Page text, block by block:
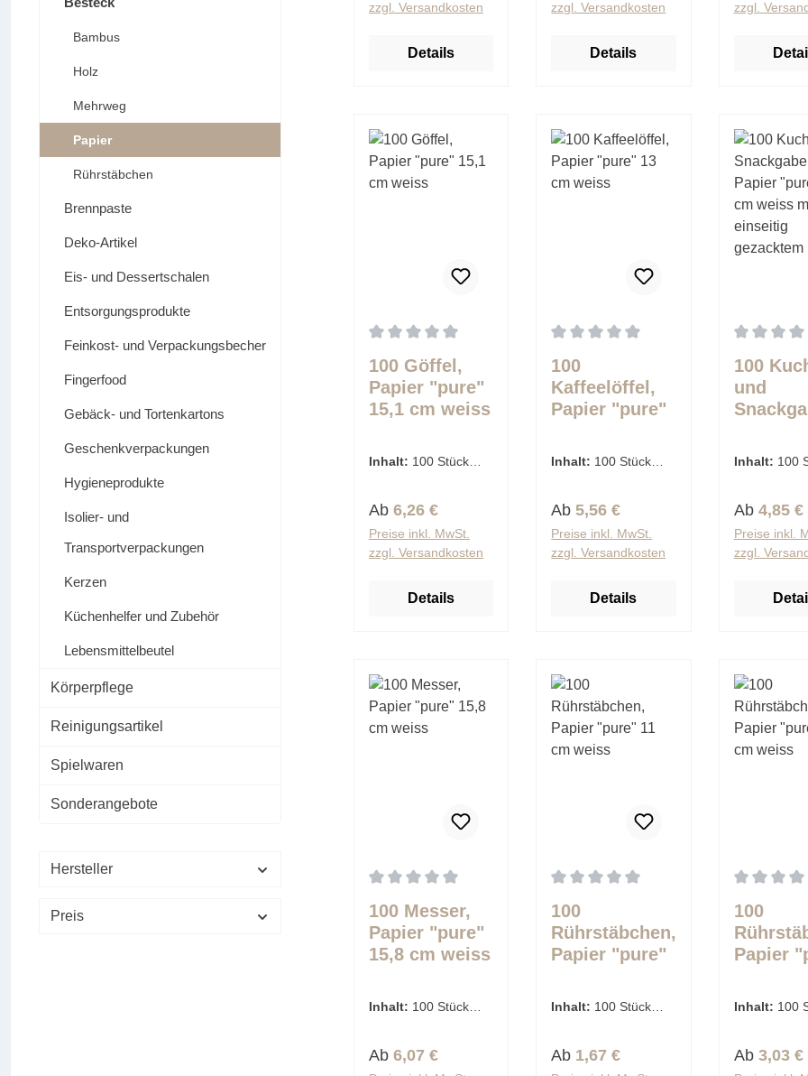
Bambus
Holz
Mehrweg
Papier
Rührstäbchen
Brennpaste
Deko-Artikel
Eis- und Dessertschalen
Entsorgungsprodukte
Feinkost- und Verpackungsbecher
Fingerfood
Gebäck- und Tortenkartons
Geschenkverpackungen
Hygieneprodukte
Isolier- und
Transportverpackungen
Kerzen
Küchenhelfer und Zubehör
Lebensmittelbeutel
Körperpflege
Reinigungsartikel
Spielwaren
Sonderangebote
Hersteller
Preis
zzgl. Versandkosten
Details
zzgl. Versandkosten
Details
zzgl.
100 Göffel,
Papier "pure"
15,1 cm weiss
Inhalt: 100 Stück
Regulärer Preis:
Ab 6,26 €
Preise inkl. MwSt.
zzgl. Versandkosten
Details
100
Kaffeelöffel,
Papier "pure"
Inhalt: 100 Stück
Regulärer Preis:
Ab5,56 €
Preise inkl. MwSt.
zzgl. Versandkosten
Details
100
und
12,7 cm
Rand
Inhalt: 100
Regulärer
Ab 4,85 €
Preise inkl.
zzgl.
100 Messer,
Papier "pure"
15,8 cm weiss
Inhalt: 100 Stück
Regulärer Preis:
Ab 6,07 €
100
Rührstäbchen,
Papier "pure"
Inhalt: 100 Stück
Regulärer Preis:
Ab 1,67 €
100
Papier
Inhalt: 100
Regulärer
Ab 3,03 €